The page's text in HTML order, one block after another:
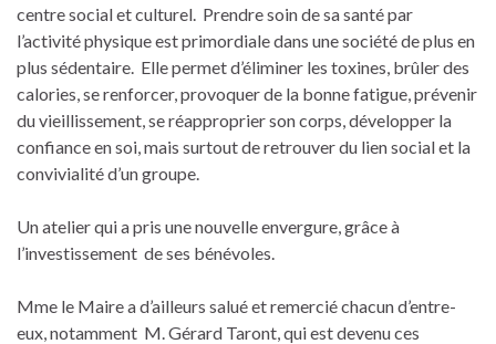
centre social et culturel. Prendre soin de sa santé par
l’activité physique est primordiale dans une société de plus en
plus sédentaire. Elle permet d’éliminer les toxines, brûler des
calories, se renforcer, provoquer de la bonne fatigue, prévenir
du vieillissement, se réapproprier son corps, développer la
confiance en soi, mais surtout de retrouver du lien social et la
convivialité d’un groupe.
Un atelier qui a pris une nouvelle envergure, grâce à
l’investissement de ses bénévoles.
Mme le Maire a d’ailleurs salué et remercié chacun d’entre-
eux, notamment M. Gérard Taront, qui est devenu ces